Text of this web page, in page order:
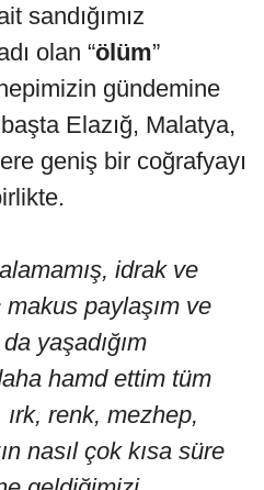
sandığımız
olan “ölüm”
gündemine
Elazığ, Malatya,
geniş bir coğrafyayı
idrak ve
paylaşım ve
yaşadığım
hamd ettim tüm
renk, mezhep,
nasıl çok kısa süre